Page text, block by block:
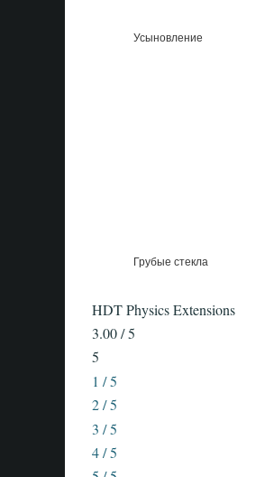
Усыновление
Грубые стекла
HDT Physics Extensions
3.00 / 5
5
1 / 5
2 / 5
3 / 5
4 / 5